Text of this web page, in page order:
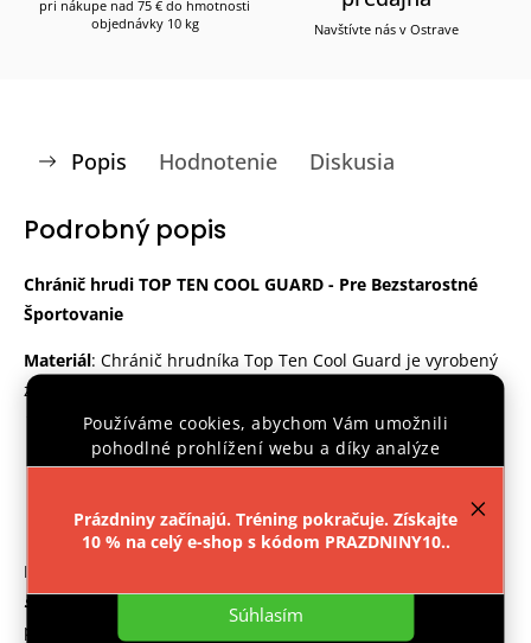
Používáme cookies, abychom Vám umožnili
pohodlné prohlížení webu a díky analýze
provozu webu neustále zlepšovali jeho funkce,
Nastavenie
Súhlasím
Prázdniny začínajú. Tréning pokračuje. Získajte
10 % na celý e-shop s kódom PRAZDNINY10..
pri nákupe nad 75 € do hmotnosti
objednávky 10 kg
Navštívte nás v Ostrave
Popis Hodnotenie Diskusia
Podrobný popis
Chránič hrudi TOP TEN COOL GUARD - Pre Bezstarostné
Športovanie
Materiál: Chránič hrudníka Top Ten Cool Guard je vyrobený
z kvalitnej zmesi materiálov, obsahujúci
11% Tactelu.
Táto kombinácia materiálov zaisťuje nielen pevnosť a
prispôsobí vašej postave a pohybom.
Inovatívny dizajn
športovej podprsenky, ktorá je navrhnutá tak, aby
poskytovala optimálnu oporu a pohodlie počas vašich